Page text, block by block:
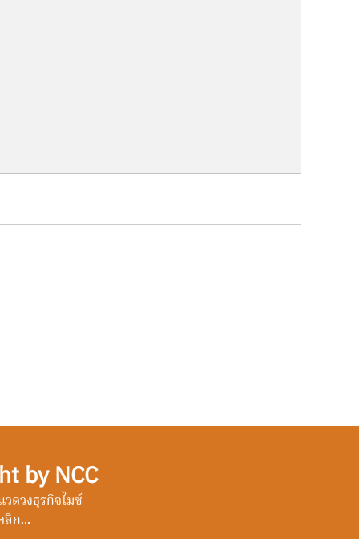
by NCC
ดวงธุรกิจไมซ์
ลิก...